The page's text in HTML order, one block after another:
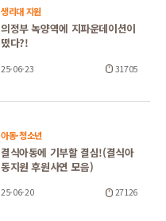
생리대 지원
의정부 녹양역에 지파운데이션이
떴다?!
25-06-23 31705
아동·청소년
결식아동에 기부할 결심!(결식아
동지원 후원사연 모음)
25-06-20 27126